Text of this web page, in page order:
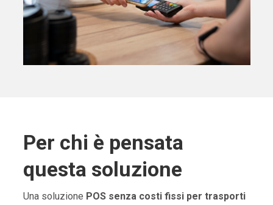
Per chi è pensata
questa soluzione
Una soluzione POS senza costi fissi per trasporti